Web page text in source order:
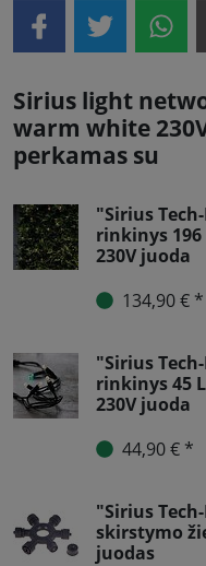
Sirius light
warm white
perkamas su
"Sirius
rinkinys
230V juoda
134,90 € *
"Sirius
rinkinys 45
230V juoda
44,90 € *
"Sirius
skirstymo
juodas